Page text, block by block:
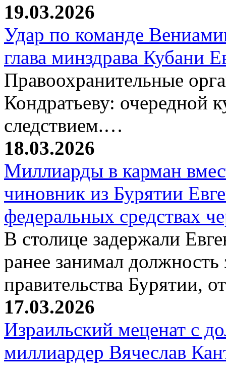
19.03.2026
Удар по команде
глава минздрава Кубани
Правоохранительные
Кондратьеву: очередной
следствием.…
18.03.2026
Миллиарды в карман
чиновник из Бурятии
федеральных средствах
В столице задержали
ранее занимал должность
правительства Бурятии,
17.03.2026
Израильский меценат с
миллиардер Вячеслав